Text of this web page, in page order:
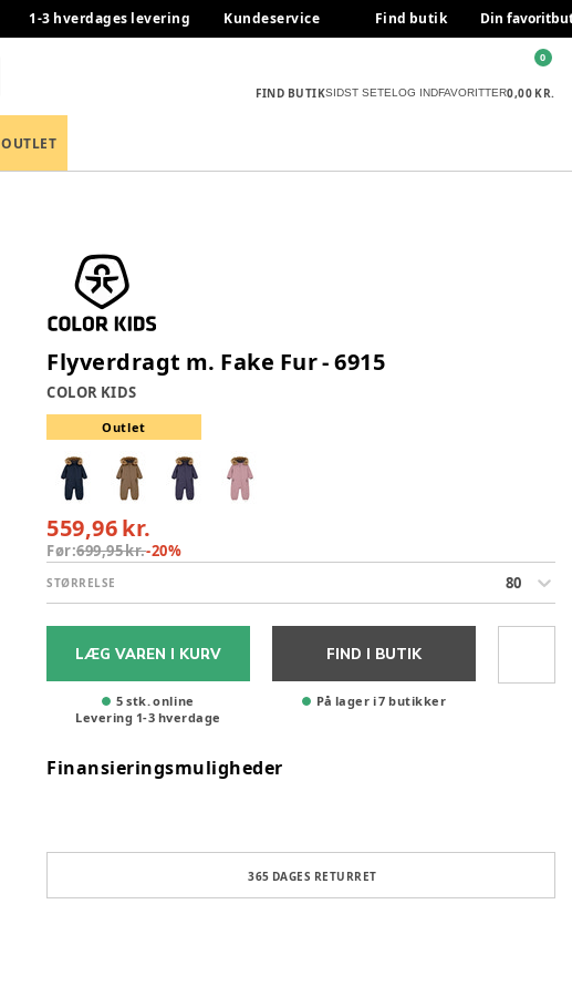
1-3 hverdages levering Kundeservice Find butik Din
FIND BUTIKSIDST SETELOG INDFAVORITTER0,00 KR.
0
OUTLET
Flyverdragt m. Fake Fur - 6915
COLOR KIDS
Outlet
559,96 kr.
Før:699,95 kr.-20%
STØRRELSE 80
LÆG VAREN I KURV
5 stk. online
Levering 1-3 hverdage
FIND I BUTIK
På lager i 7 butikker
Finansieringsmuligheder
365 DAGES RETURRET